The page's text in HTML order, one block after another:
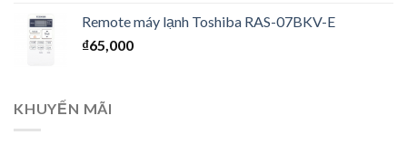
Remote máy lạnh Toshiba RAS-07BKV-E
₫65,000
KHUYẾN MÃI